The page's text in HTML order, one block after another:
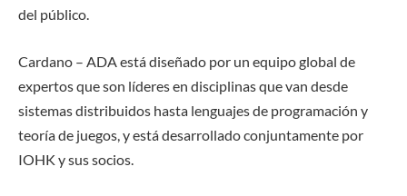
del público.
Cardano – ADA está diseñado por un equipo global de
expertos que son líderes en disciplinas que van desde
sistemas distribuidos hasta lenguajes de programación y
teoría de juegos, y está desarrollado conjuntamente por
IOHK y sus socios.